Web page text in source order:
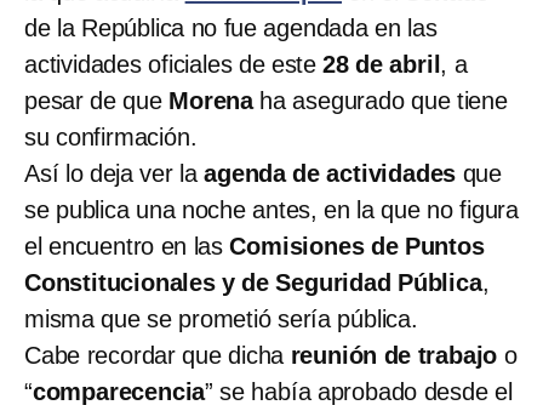
de la República no fue agendada en las
actividades oficiales de este28 de abril , a
pesar de que Morenaha asegurado que tiene
su confirmación.
Así lo deja ver laagenda de actividades que
se publica una noche antes, en la que no figura
el encuentro en lasComisiones de Puntos
Constitucionales y de Seguridad Pública,
misma que se prometió sería pública.
Cabe recordar que dicha reunión de trabajo o
“comparecencia” se había aprobado desde el